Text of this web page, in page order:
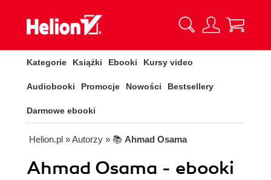
Kategorie Książki Ebooki Kursy video
Audiobooki Promocje Nowości Bestsellery
Darmowe ebooki
Helion.pl » Autorzy » 📚 Ahmad Osama
Ahmad Osama - ebooki